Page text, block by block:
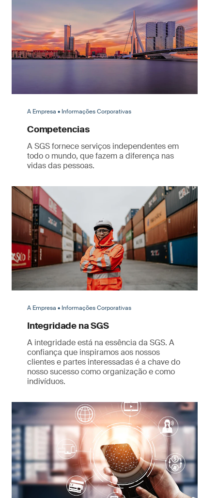
A Empresa • Informações Corporativas
Competencias
A SGS fornece serviços independentes em
todo o mundo, que fazem a diferença nas
vidas das pessoas.
A Empresa • Informações Corporativas
Integridade na SGS
A integridade está na essência da SGS. A
confiança que inspiramos aos nossos
clientes e partes interessadas é a chave do
nosso sucesso como organização e como
indivíduos.